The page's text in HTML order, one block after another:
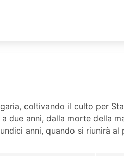
coltivando il culto per
due anni, dalla morte della
anni, quando si riunirà al